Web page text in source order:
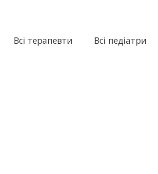
Всі терапевти Всі педіатри